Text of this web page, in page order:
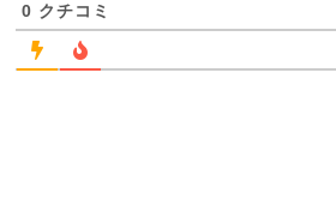
0 クチコミ